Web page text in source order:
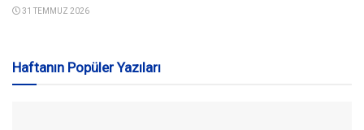
31 TEMMUZ 2026
Haftanın Popüler Yazıları